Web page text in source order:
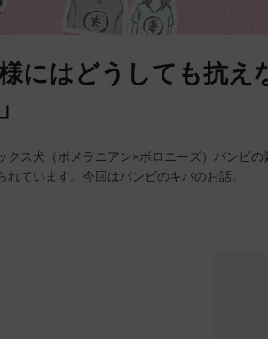
にはどうしても抗え
クス犬（ポメラニアン×ボロニーズ）バンビ
れています。今回はバンビのキバのお話。